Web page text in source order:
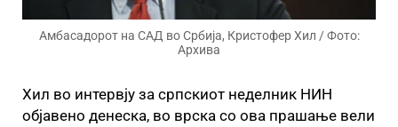
Амбасадорот на САД во Србија, Кристофер Хил / Фото:
Архива
Хил во интервју за српскиот неделник НИН
објавено денеска, во врска со ова прашање вели